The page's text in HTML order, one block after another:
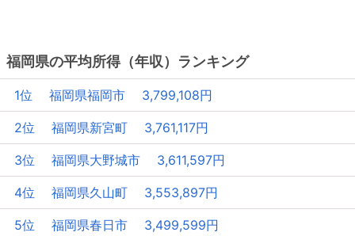
福岡県の平均所得（年収）ランキング
1位 福岡県福岡市 3,799,108円
2位 福岡県新宮町 3,761,117円
3位 福岡県大野城市 3,611,597円
4位 福岡県久山町 3,553,897円
5位 福岡県春日市 3,499,599円